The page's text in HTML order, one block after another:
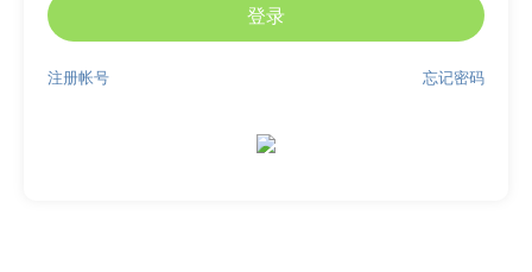
登录
忘记密码
注册帐号